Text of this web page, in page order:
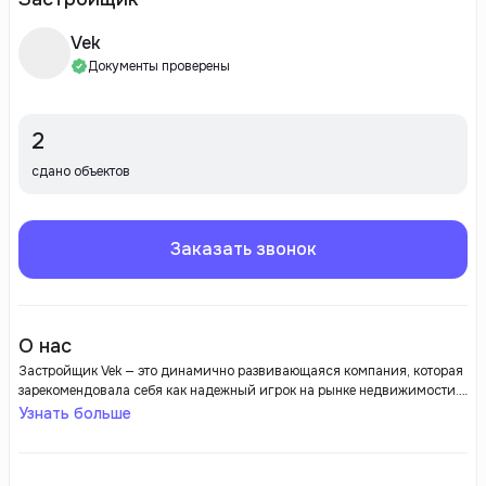
Vek
Документы проверены
2
сдано объектов
Заказать звонок
О нас
Застройщик Vek — это динамично развивающаяся компания, которая
зарекомендовала себя как надежный игрок на рынке недвижимости.
Компания специализируется на строительстве жилых и коммерческих
Узнать больше